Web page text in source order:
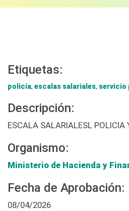
Etiquetas:
policía, escalas salariales, servicio
Descripción:
ESCALA SALARIALESL POLICIA
Organismo:
Ministerio de Hacienda y
Fecha de Aprobación:
08/04/2026